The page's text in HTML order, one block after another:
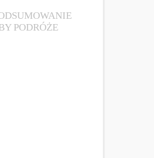
PODRÓŻE